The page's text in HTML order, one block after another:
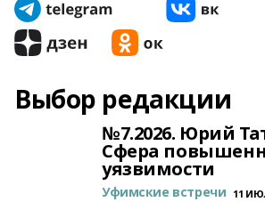
Выбор редакции
№7.2026. Юрий
Сфера
уязвимости
Уфимские встречи 11